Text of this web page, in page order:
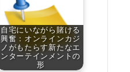
自宅にいながら賭ける
興奮：オンラインカジ
ノがもたらす新たなエ
ンターテインメントの
形